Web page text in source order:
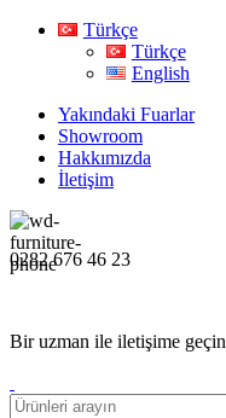
Türkçe
Türkçe
English
Yakındaki Fuarlar
Showroom
Hakkımızda
İletişim
0282 676 46 23
Bir uzman ile iletişime geçin